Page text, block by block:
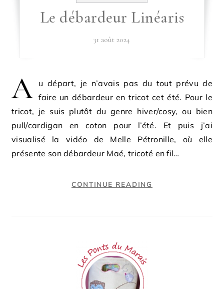
Le débardeur Linéaris
31 août 2024
A
u départ, je n’avais pas du tout prévu de
faire un débardeur en tricot cet été. Pour le
tricot, je suis plutôt du genre hiver/cosy, ou bien
pull/cardigan en coton pour l’été. Et puis j’ai
visualisé la vidéo de Melle Pétronille, où elle
présente son débardeur Maé, tricoté en fil…
CONTINUE READING